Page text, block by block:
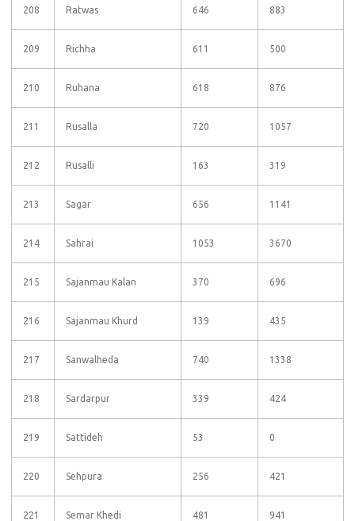
208 Ratwas 646 883
209 Richha 611 500
210 Ruhana 618 876
211 Rusalla 720 1057
212 Rusalli 163 319
213 Sagar 656 1141
214 Sahrai 1053 3670
215 Sajanmau Kalan 370 696
216 Sajanmau Khurd 139 435
217 Sanwalheda 740 1338
218 Sardarpur 339 424
219 Sattideh 53 0
220 Sehpura 256 421
221 Semar Khedi 481 941